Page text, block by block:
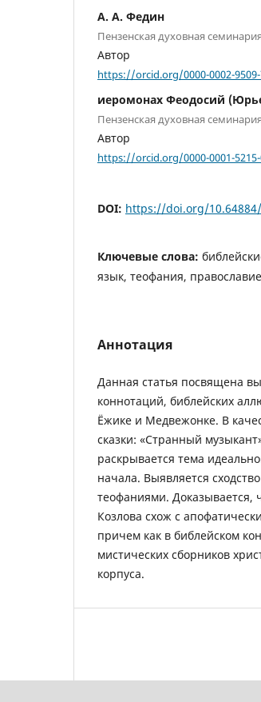
А. А. Федин
Пензенская духовная семинария
Автор
https://orcid.org/0000-0002-
иеромонах Феодосий
Пензенская духовная семинария
Автор
https://orcid.org/0000-0001-
DOI: https://doi.org/10.64884/
Ключевые слова:
язык, теофания,
Аннотация
Данная статья посвящена
коннотаций, библейских
Ёжике и Медвежонке. В
сказки: «Странный
раскрывается тема
начала. Выявляется
теофаниями. Доказывается,
Козлова схож с
причем как в библейском
мистических сборников
корпуса.